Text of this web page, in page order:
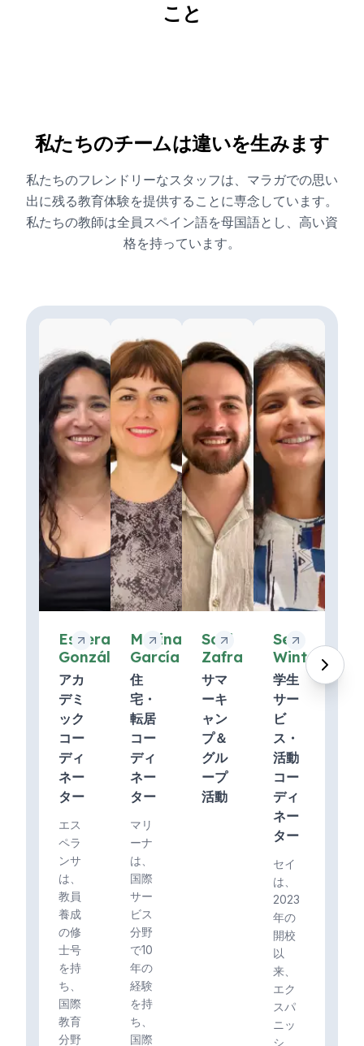
こと
私たちのチームは違いを生みます
私たちのフレンドリーなスタッフは、マラガでの思い
出に残る教育体験を提供することに専念しています。
私たちの教師は全員スペイン語を母国語とし、高い資
格を持っています。
Esperanza
González
アカ
デミ
ック
コー
ディ
ネー
ター
エス
ペラ
ンサ
は、
教員
養成
の修
士号
を持
ち、
国際
教育
分野
Marina
García
住
宅・
転居
コー
ディ
ネー
ター
マリ
ーナ
は、
国際
サー
ビス
分野
で10
年の
経験
を持
ち、
国際
Saúl
Zafra
サマ
ーキ
ャン
プ＆
グル
ープ
活動
Sei
Wints
学生
サー
ビ
ス・
活動
コー
ディ
ネー
ター
セイ
は、
2023
年の
開校
以
来、
エク
スパ
ニッ
シ